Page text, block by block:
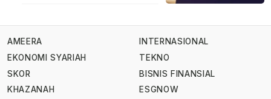
AMEERA
EKONOMI SYARIAH
SKOR
KHAZANAH
INTERNASIONAL
TEKNO
BISNIS FINANSIAL
ESGNOW